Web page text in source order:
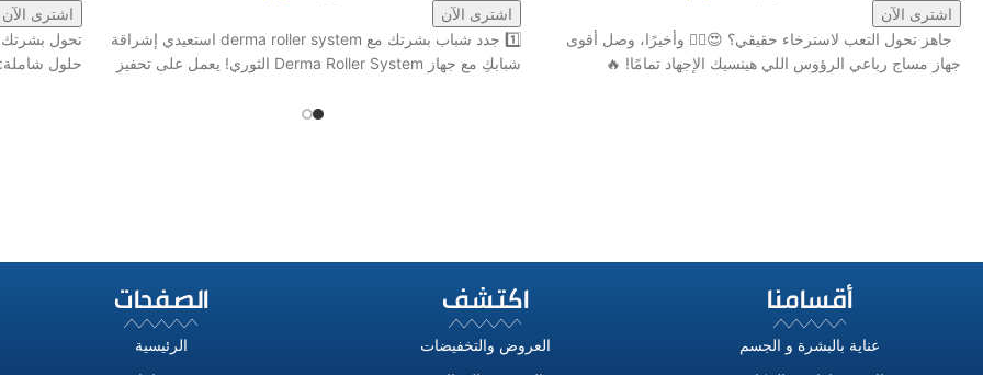
اشترى الآن
جاهز تحول التعب لاسترخاء حقيقي؟ 😍💆‍♂️ وأخيرًا، وصل أقوى
جهاز مساج رباعي الرؤوس اللي هينسيك الإجهاد تمامًا! 🔥
اشترى الآن
1️⃣ جدد شباب بشرتك مع derma roller system استعيدي إشراقة
شبابكِ مع جهاز Derma Roller System الثوري! يعمل على تحفيز
اشترى الآن
تحول بشرتك
حلول
أقسامنا
عناية بالبشرة و الجسم
اكتشف
العروض والتخفيضات
الصفحات
الرئيسية